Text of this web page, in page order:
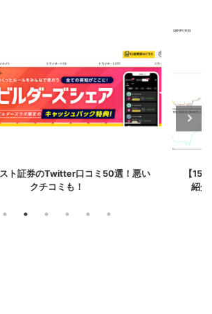
【15選！】MT4で使えるRSIインジケータ
紹介！【アラート・矢印・MTF・ダイバ